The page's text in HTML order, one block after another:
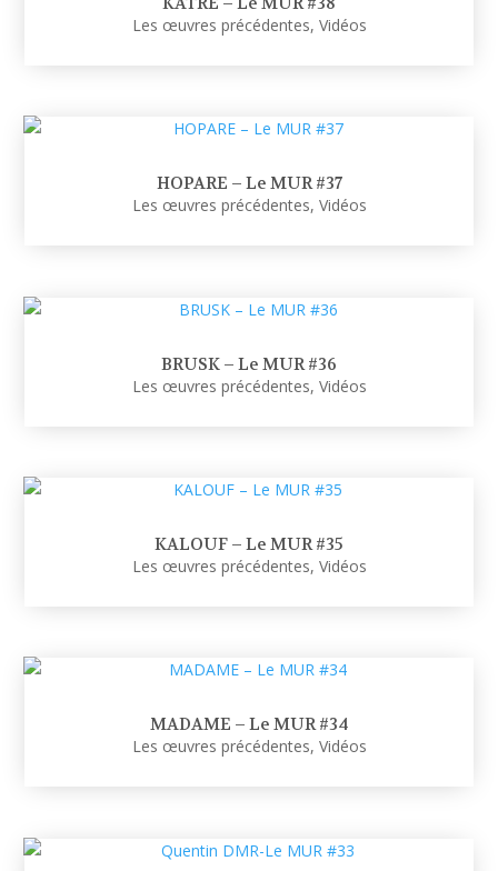
Les œuvres précédentes, Vidéos
HOPARE – Le MUR #37
Les œuvres précédentes, Vidéos
BRUSK – Le MUR #36
Les œuvres précédentes, Vidéos
KALOUF – Le MUR #35
Les œuvres précédentes, Vidéos
MADAME – Le MUR #34
Les œuvres précédentes, Vidéos